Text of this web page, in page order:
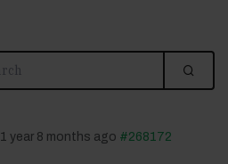
1 year 8 months ago #268172